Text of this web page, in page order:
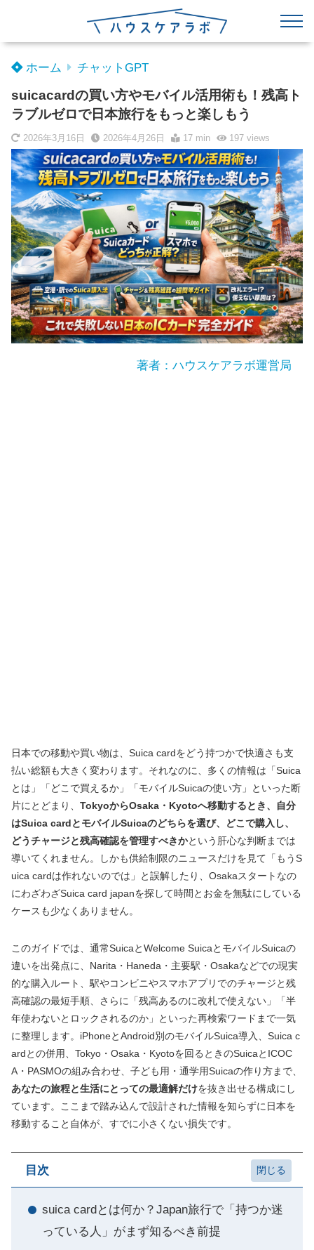
ホーム チャットGPT
suicacardの買い方やモバイル活用術も！残高ト
ラブルゼロで日本旅行をもっと楽しもう
2026年3月16日 2026年4月26日 17 min 197 views
著者：ハウスケアラボ運営局
日本での移動や買い物は、Suica cardをどう持つかで快適さも支
払い総額も大きく変わります。それなのに、多くの情報は「Suica
とは」「どこで買えるか」「モバイルSuicaの使い方」といった断
片にとどまり、 TokyoからOsaka・Kyotoへ移動するとき、自分
はSuica cardとモバイルSuicaのどちらを選び、どこで購入し、
どうチャージと残高確認を管理すべきかという肝心な判断までは
導いてくれません。しかも供給制限のニュースだけを見て「もうS
uica cardは作れないのでは」と誤解したり、Osakaスタートなの
にわざわざSuica card japanを探して時間とお金を無駄にしている
ケースも少なくありません。
このガイドでは、通常SuicaとWelcome SuicaとモバイルSuicaの
違いを出発点に、Narita・Haneda・主要駅・Osakaなどでの現実
的な購入ルート、駅やコンビニやスマホアプリでのチャージと残
高確認の最短手順、さらに「残高あるのに改札で使えない」「半
年使わないとロックされるのか」といった再検索ワードまで一気
に整理します。iPhoneとAndroid別のモバイルSuica導入、Suica c
ardとの併用、Tokyo・Osaka・Kyotoを回るときのSuicaとICOC
A・PASMOの組み合わせ、子ども用・通学用Suicaの作り方まで、
あなたの旅程と生活にとっての最適解だけを抜き出せる構成にし
ています。ここまで踏み込んで設計された情報を知らずに日本を
移動すること自体が、すでに小さくない損失です。
目次
suica cardとは何か？Japan旅行で「持つか迷
っている人」がまず知るべき前提